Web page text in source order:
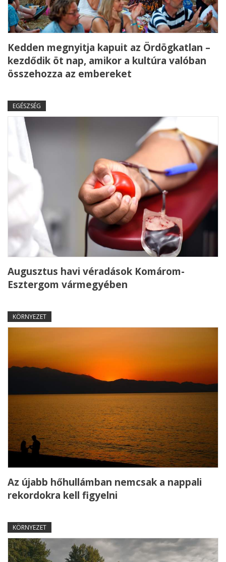
Kedden megnyitja kapuit az Ördögkatlan –
kezdődik öt nap, amikor a kultúra valóban
összehozza az embereket
EGÉSZSÉG
Augusztus havi véradások Komárom-
Esztergom vármegyében
KÖRNYEZET
Az újabb hőhullámban nemcsak a nappali
rekordokra kell figyelni
KÖRNYEZET